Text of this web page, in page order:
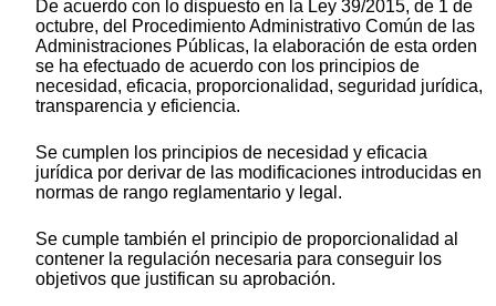
De acuerdo con lo dispuesto en la Ley 39/2015, de 1 de
octubre, del Procedimiento Administrativo Común de las
Administraciones Públicas, la elaboración de esta orden
se ha efectuado de acuerdo con los principios de
necesidad, eficacia, proporcionalidad, seguridad jurídica,
transparencia y eficiencia.
Se cumplen los principios de necesidad y eficacia
jurídica por derivar de las modificaciones introducidas en
normas de rango reglamentario y legal.
Se cumple también el principio de proporcionalidad al
contener la regulación necesaria para conseguir los
objetivos que justifican su aprobación.